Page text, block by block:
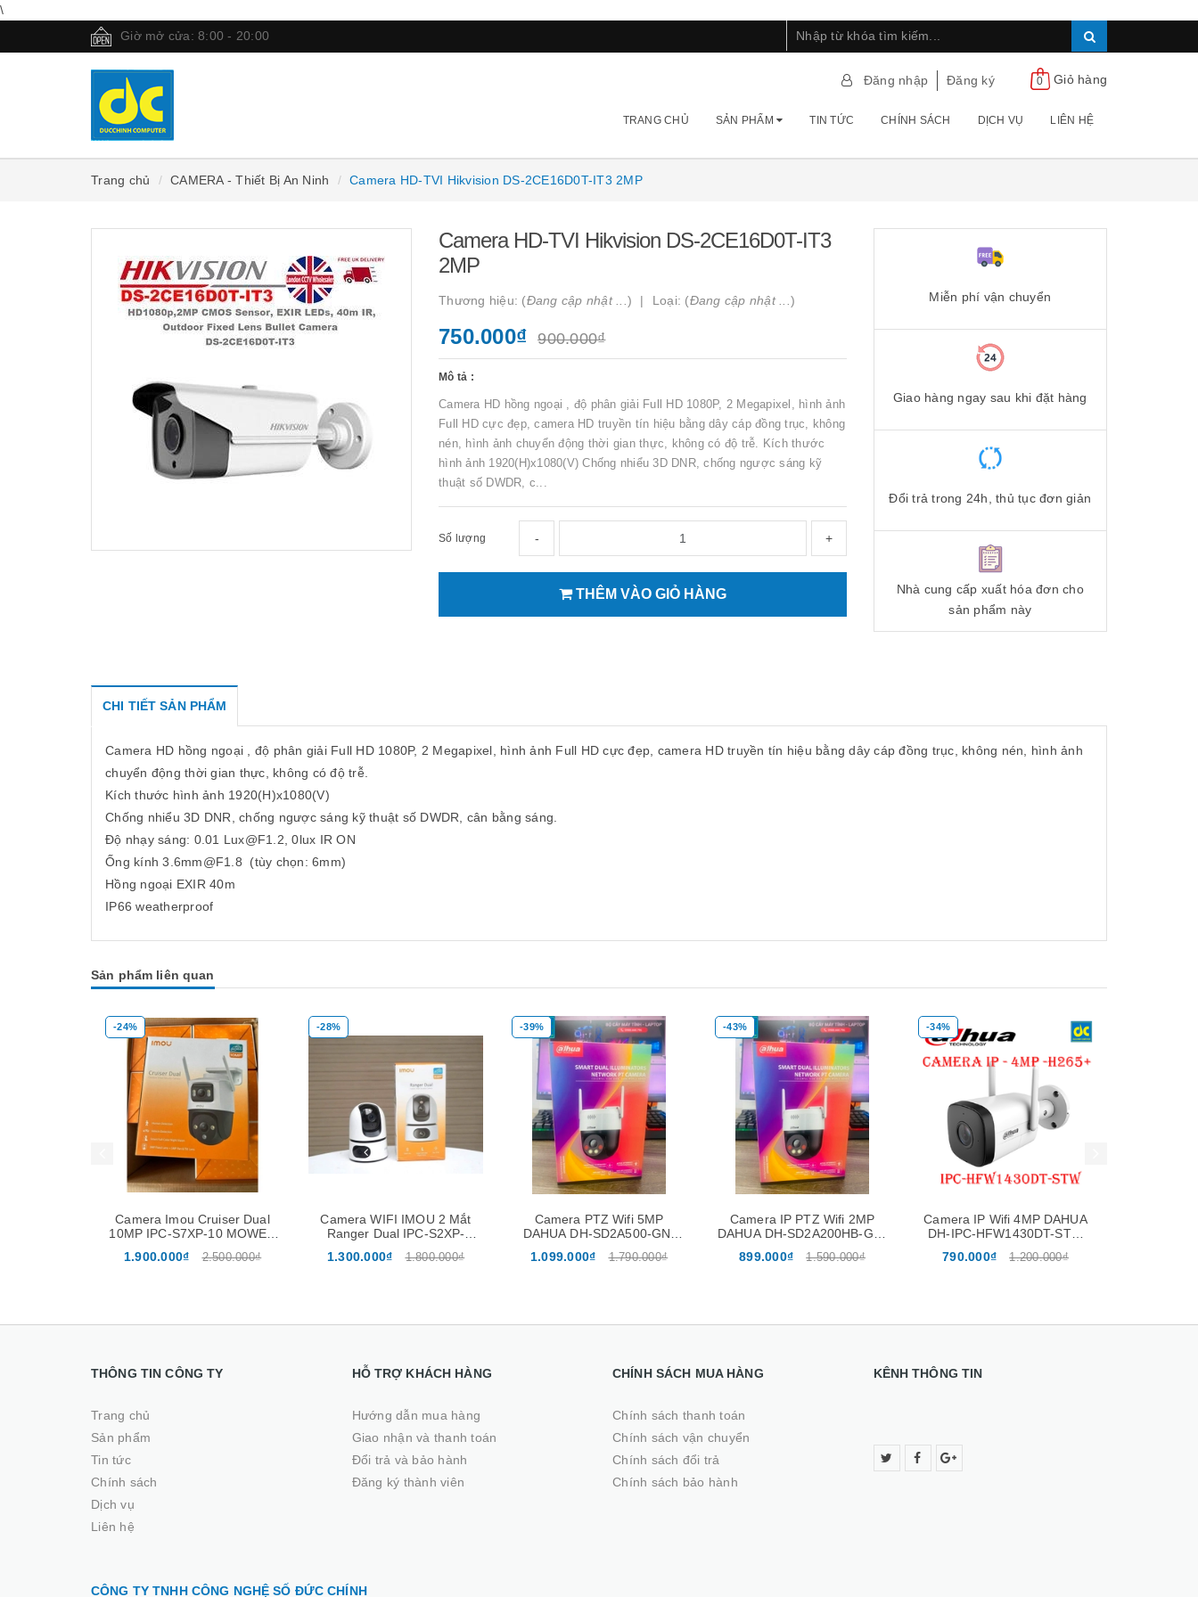
\
Giờ mở cửa: 8:00 - 20:00
Đăng nhập Đăng ký 0 Giỏ hàng
TRANG CHỦ SẢN PHẨM TIN TỨC CHÍNH SÁCH DỊCH VỤ LIÊN HỆ
Trang chủ CAMERA - Thiết Bị An Ninh Camera HD-TVI Hikvision DS-2CE16D0T-IT3 2MP
Camera HD-TVI Hikvision DS-2CE16D0T-IT3
2MP
Thương hiệu: (Đang cập nhật ... ) Loại: (Đang cập nhật ... )
750.000₫ 900.000₫
Mô tả :
Camera HD hồng ngoại , độ phân giải Full HD 1080P, 2 Megapixel, hình ảnh
Full HD cực đẹp, camera HD truyền tín hiệu bằng dây cáp đồng trục, không
nén, hình ảnh chuyển động thời gian thực, không có độ trễ. Kích thước
hình ảnh 1920(H)x1080(V) Chống nhiểu 3D DNR, chống ngược sáng kỹ
thuật số DWDR, c...
Số lượng - +
THÊM VÀO GIỎ HÀNG
Miễn phí vận chuyển
Giao hàng ngay sau khi đặt hàng
Đổi trả trong 24h, thủ tục đơn giản
Nhà cung cấp xuất hóa đơn cho
sản phẩm này
CHI TIẾT SẢN PHẨM
Camera HD hồng ngoại , độ phân giải Full HD 1080P, 2 Megapixel, hình ảnh Full HD cực đẹp, camera HD truyền tín hiệu bằng dây cáp đồng trục, không nén, hình ảnh
chuyển động thời gian thực, không có độ trễ.
Kích thước hình ảnh 1920(H)x1080(V)
Chống nhiểu 3D DNR, chống ngược sáng kỹ thuật số DWDR, cân bằng sáng.
Độ nhạy sáng: 0.01 Lux@F1.2, 0lux IR ON
Ống kính 3.6mm@F1.8 (tùy chọn: 6mm)
Hồng ngoại EXIR 40m
IP66 weatherproof
Sản phẩm liên quan
-24%
Xem nhanh
Camera Imou Cruiser Dual
10MP IPC-S7XP-10 MOWED
1.900.000₫ 2.500.000₫
-28%
Xem nhanh
Camera WIFI IMOU 2 Mắt
Ranger Dual IPC-S2XP-
Đàm Thoại 2 Chiều
1.300.000₫ 1.800.000₫
-39%
Mua hàng Xem nhanh
Camera PTZ Wifi 5MP
DAHUA DH-SD2A500-GN-
1.099.000₫ 1.790.000₫
-43%
Camera IP PTZ Wifi 2MP
DAHUA DH-SD2A200HB-GN-
899.000₫ 1.590.000₫
-34%
Mua hàng
Camera IP Wifi 4MP DAHUA
DH-IPC-HFW1430DT-STW
790.000₫ 1.200.000₫
Mua hàng Mua hàng
THÔNG TIN CÔNG TY
Trang chủ
Sản phẩm
Tin tức
Chính sách
Dịch vụ
Liên hệ
HỖ TRỢ KHÁCH HÀNG
Hướng dẫn mua hàng
Giao nhận và thanh toán
Đổi trả và bảo hành
Đăng ký thành viên
CHÍNH SÁCH MUA HÀNG
Chính sách thanh toán
Chính sách vận chuyển
Chính sách đổi trả
Chính sách bảo hành
KÊNH THÔNG TIN
CÔNG TY TNHH CÔNG NGHỆ SỐ ĐỨC CHÍNH